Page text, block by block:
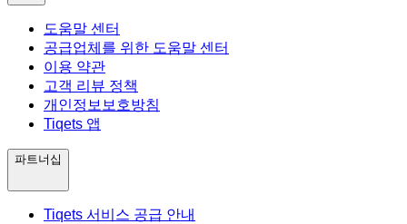
도움말 센터
공급업체를 위한 도움말 센터
이용 약관
고객 리뷰 정책
개인정보보호방침
Tiqets 앱
파트너십
Tiqets 서비스 공급 안내